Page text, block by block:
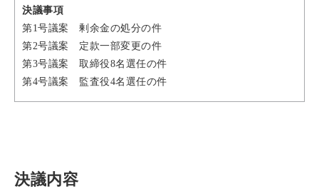
決議事項
第1号議案 剰余金の処分の件
第2号議案 定款一部変更の件
第3号議案 取締役8名選任の件
第4号議案 監査役4名選任の件
決議内容